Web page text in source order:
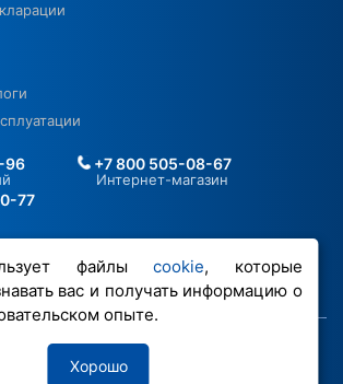
файлыcookie, которые
вас и получать информацию о
опыте.
Хорошо
ПДН
файлов cookie
96 +7 800 505-08-67
Интернет-магазин
77
Регионы»